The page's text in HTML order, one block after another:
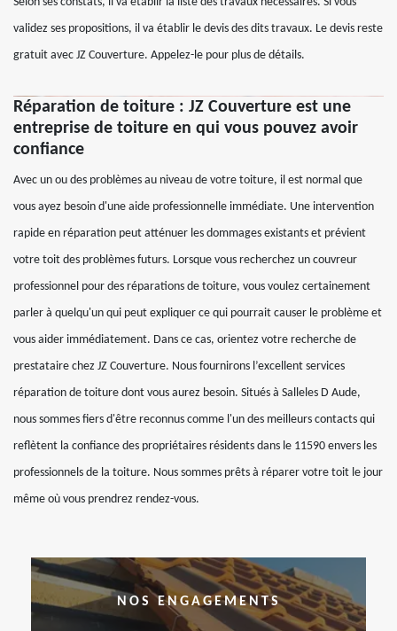
validez ses propositions, il va établir le devis des dits travaux. Le devis reste
gratuit avec JZ Couverture. Appelez-le pour plus de détails.
Réparation de toiture : JZ Couverture est une
entreprise de toiture en qui vous pouvez avoir
confiance
Avec un ou des problèmes au niveau de votre toiture, il est normal que
vous ayez besoin d'une aide professionnelle immédiate. Une intervention
rapide en réparation peut atténuer les dommages existants et prévient
votre toit des problèmes futurs. Lorsque vous recherchez un couvreur
professionnel pour des réparations de toiture, vous voulez certainement
parler à quelqu'un qui peut expliquer ce qui pourrait causer le problème et
vous aider immédiatement. Dans ce cas, orientez votre recherche de
prestataire chez JZ Couverture. Nous fournirons l’excellent services
réparation de toiture dont vous aurez besoin. Situés à Salleles D Aude,
nous sommes fiers d'être reconnus comme l'un des meilleurs contacts qui
reflètent la confiance des propriétaires résidents dans le 11590 envers les
professionnels de la toiture. Nous sommes prêts à réparer votre toit le jour
même où vous prendrez rendez-vous.
NOS ENGAGEMENTS